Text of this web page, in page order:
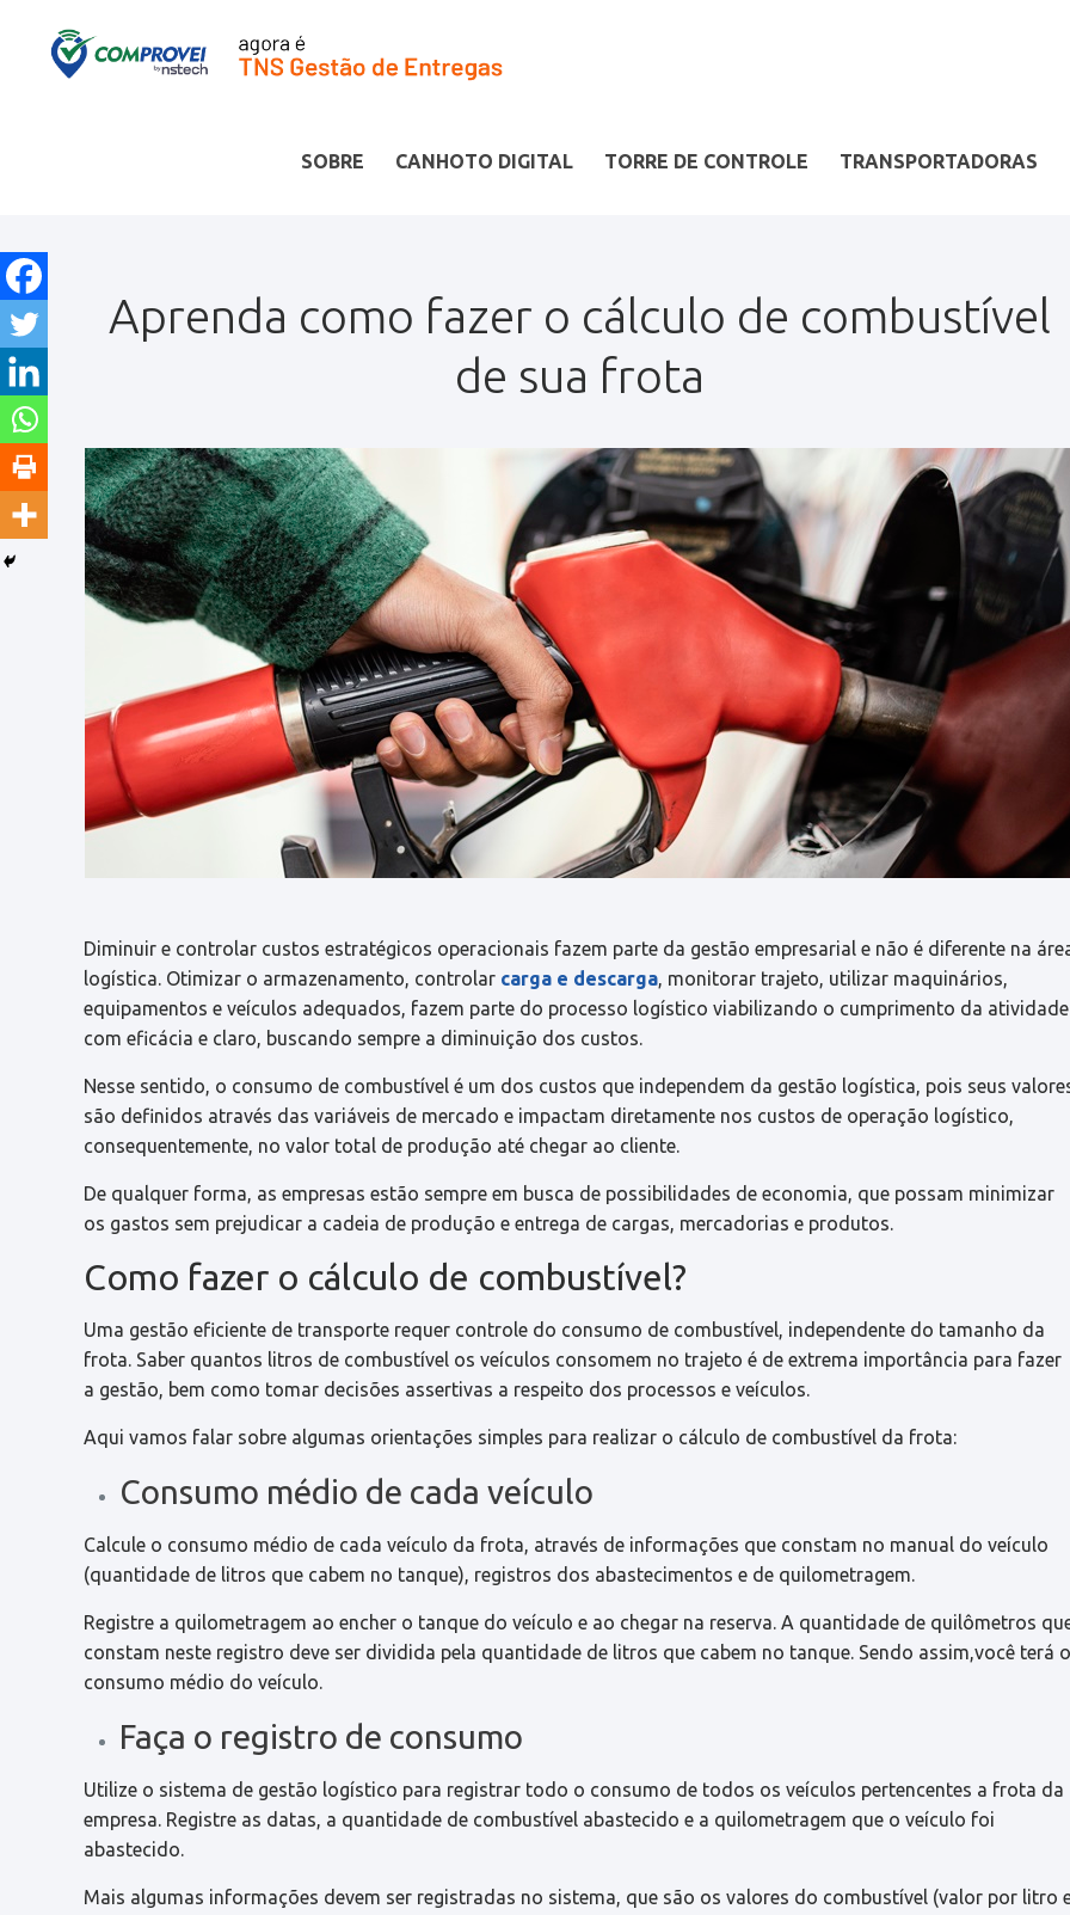
SOBRE CANHOTO DIGITAL TORRE DE CONTROLE TRANSPORTADORAS
Aprenda como fazer o cálculo de combustível
de sua frota
Diminuir e controlar custos estratégicos operacionais fazem parte da gestão empresarial e não é diferente na
logística. Otimizar o armazenamento, controlar carga e descarga, monitorar trajeto, utilizar maquinários,
equipamentos e veículos adequados, fazem parte do processo logístico viabilizando o cumprimento da atividade
com eficácia e claro, buscando sempre a diminuição dos custos.
Nesse sentido, o consumo de combustível é um dos custos que independem da gestão logística, pois seus
são definidos através das variáveis de mercado e impactam diretamente nos custos de operação logístico,
consequentemente, no valor total de produção até chegar ao cliente.
De qualquer forma, as empresas estão sempre em busca de possibilidades de economia, que possam minimizar
os gastos sem prejudicar a cadeia de produção e entrega de cargas, mercadorias e produtos.
Como fazer o cálculo de combustível?
Uma gestão eficiente de transporte requer controle do consumo de combustível, independente do tamanho da
frota. Saber quantos litros de combustível os veículos consomem no trajeto é de extrema importância para fazer
a gestão, bem como tomar decisões assertivas a respeito dos processos e veículos.
Aqui vamos falar sobre algumas orientações simples para realizar o cálculo de combustível da frota:
Consumo médio de cada veículo
Calcule o consumo médio de cada veículo da frota, através de informações que constam no manual do veículo
(quantidade de litros que cabem no tanque), registros dos abastecimentos e de quilometragem.
Registre a quilometragem ao encher o tanque do veículo e ao chegar na reserva. A quantidade de quilômetros
constam neste registro deve ser dividida pela quantidade de litros que cabem no tanque. Sendo assim,você terá
consumo médio do veículo.
Faça o registro de consumo
Utilize o sistema de gestão logístico para registrar todo o consumo de todos os veículos pertencentes a frota da
empresa. Registre as datas, a quantidade de combustível abastecido e a quilometragem que o veículo foi
abastecido.
Mais algumas informações devem ser registradas no sistema, que são os valores do combustível (valor por litro